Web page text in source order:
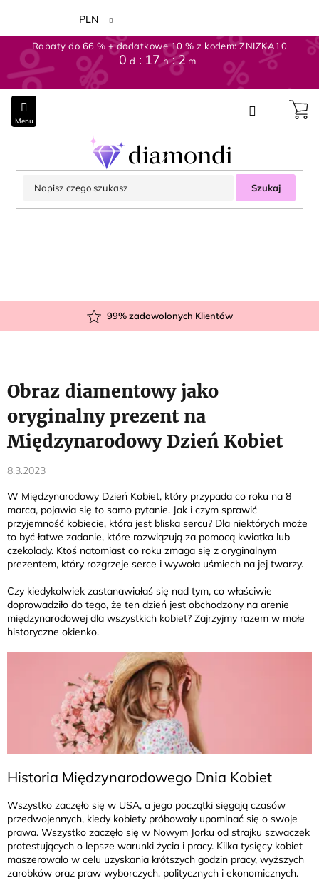
treści
Rabaty do 66 % + dodatkowe 10 % z kodem: ZNIZKA10
0 d : 17h :2 m
PLN
Szukaj
99% zadowolonych Klientów
Obraz diamentowy jako
oryginalny prezent na
Międzynarodowy Dzień Kobiet
8.3.2023
W Międzynarodowy Dzień Kobiet, który przypada co roku na 8
marca, pojawia się to samo pytanie. Jak i czym sprawić
przyjemność kobiecie, która jest bliska sercu? Dla niektórych może
to być łatwe zadanie, które rozwiązują za pomocą kwiatka lub
czekolady. Ktoś natomiast co roku zmaga się z oryginalnym
prezentem, który rozgrzeje serce i wywoła uśmiech na jej twarzy.
Czy kiedykolwiek zastanawiałaś się nad tym, co właściwie
doprowadziło do tego, że ten dzień jest obchodzony na arenie
międzynarodowej dla wszystkich kobiet? Zajrzyjmy razem w małe
historyczne okienko.
Historia Międzynarodowego Dnia Kobiet
Wszystko zaczęło się w USA, a jego początki sięgają czasów
przedwojennych, kiedy kobiety próbowały upominać się o swoje
prawa. Wszystko zaczęło się w Nowym Jorku od strajku szwaczek
protestujących o lepsze warunki życia i pracy. Kilka tysięcy kobiet
maszerowało w celu uzyskania krótszych godzin pracy, wyższych
zarobków oraz praw wyborczych, politycznych i ekonomicznych.